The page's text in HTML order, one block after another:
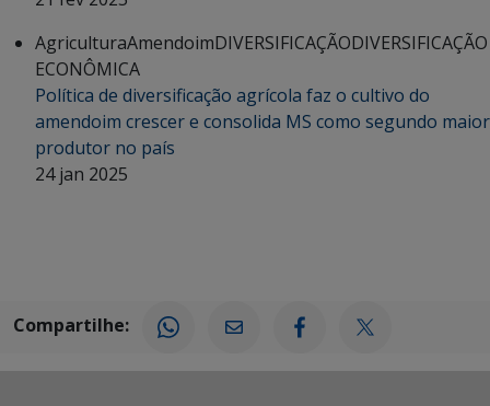
AgriculturaAmendoimDIVERSIFICAÇÃODIVERSIFICAÇÃO
ECONÔMICA
Política de diversificação agrícola faz o cultivo do
amendoim crescer e consolida MS como segundo maior
produtor no país
24 jan 2025
Compartilhe: